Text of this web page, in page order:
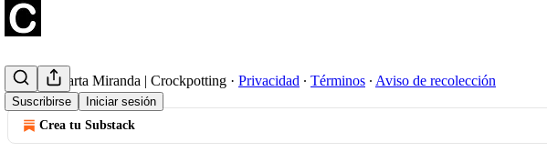
Suscribirse Iniciar sesión
© 2026 Marta Miranda | Crockpotting · Privacidad ∙ Términos ∙ Aviso de recolección
Crea tu Substack